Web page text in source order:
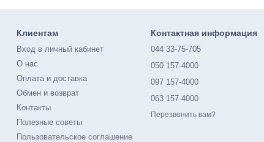
Клиентам
Вход в личный кабинет
О нас
Оплата и доставка
Обмен и возврат
Контакты
Полезные советы
Пользовательское соглашение
Контактная информация
044 33-75-705
050 157-4000
097 157-4000
063 157-4000
Перезвонить вам?